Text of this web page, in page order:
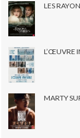
LES
L’ŒUVRE
MARTY